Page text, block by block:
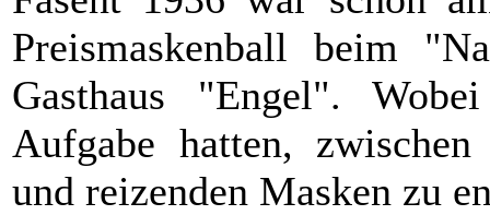
Preismaskenball beim
Gasthaus "Engel".
Aufgabe hatten,
und reizenden Masken zu